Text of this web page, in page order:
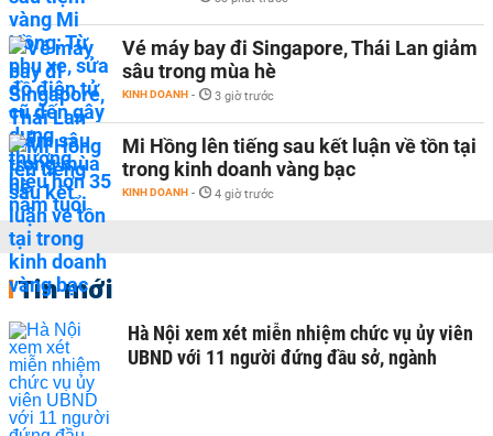
Vé máy bay đi Singapore, Thái Lan giảm
sâu trong mùa hè
KINH DOANH - 3 giờ trước
Mi Hồng lên tiếng sau kết luận về tồn tại
trong kinh doanh vàng bạc
KINH DOANH - 4 giờ trước
Tin mới
Hà Nội xem xét miễn nhiệm chức vụ ủy viên
UBND với 11 người đứng đầu sở, ngành